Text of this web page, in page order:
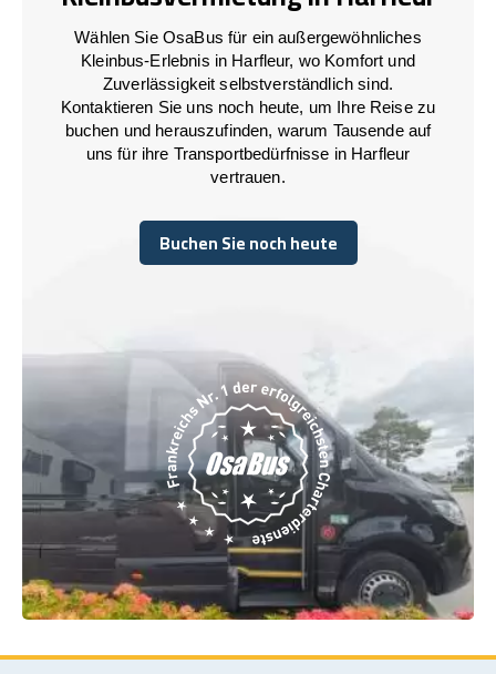
Wählen Sie OsaBus für ein außergewöhnliches
Kleinbus-Erlebnis in Harfleur, wo Komfort und
Zuverlässigkeit selbstverständlich sind.
Kontaktieren Sie uns noch heute, um Ihre Reise zu
buchen und herauszufinden, warum Tausende auf
uns für ihre Transportbedürfnisse in Harfleur
vertrauen.
Buchen Sie noch heute
Buchen Sie noch heute